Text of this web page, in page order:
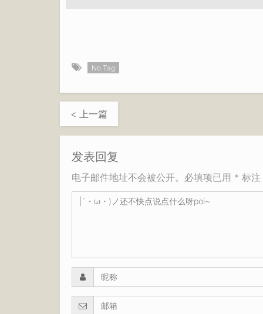
No Tag
< 上一篇
发表回复
电子邮件地址不会被公开。必填项已用 * 标注